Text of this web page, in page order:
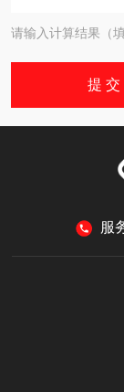
请输入计算结果（
服